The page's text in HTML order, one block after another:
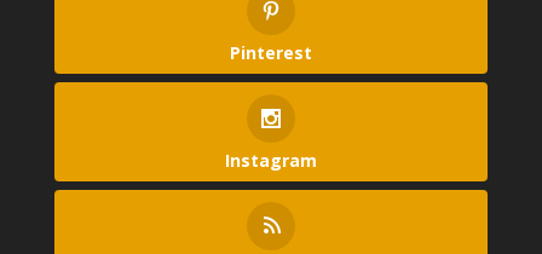
Pinterest
Instagram